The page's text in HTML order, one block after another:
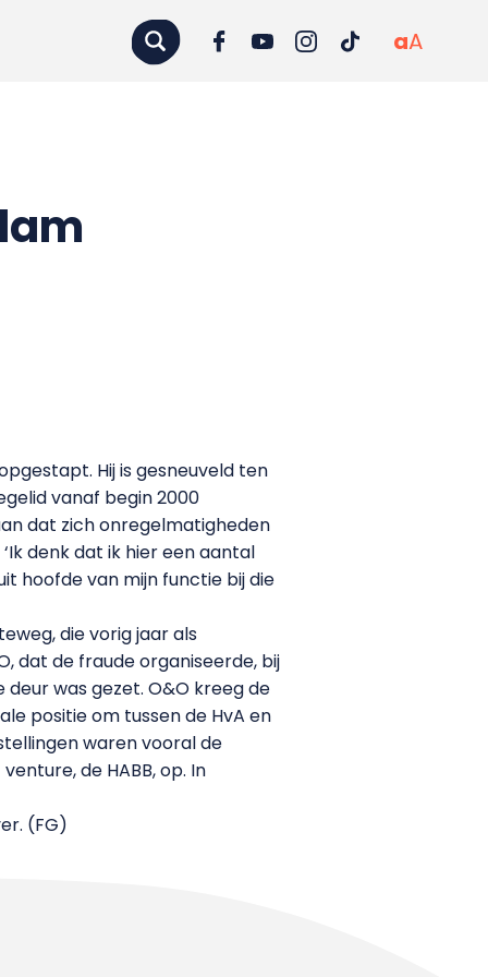
aA
Hij is gesneuveld ten
vanaf begin 2000
dat zich onregelmatigheden
denk dat ik hier een aantal
hoofde van mijn functie bij die
die vorig jaar als
dat de fraude organiseerde, bij
was gezet. O&O kreeg de
positie om tussen de HvA en
waren vooral de
de HABB, op. In
(FG)